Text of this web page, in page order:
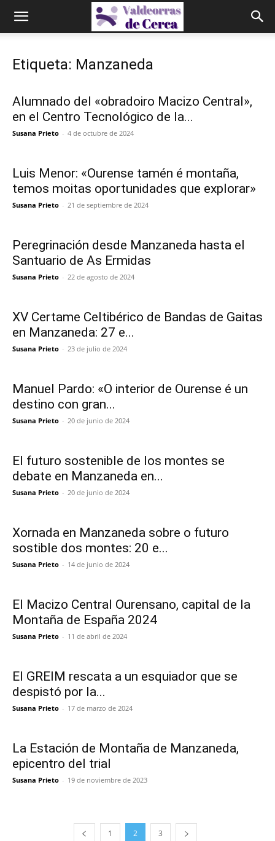
Etiqueta: Manzaneda
Alumnado del «obradoiro Macizo Central»,
en el Centro Tecnológico de la...
Susana Prieto - 4 de octubre de 2024
Luis Menor: «Ourense tamén é montaña,
temos moitas oportunidades que explorar»
Susana Prieto - 21 de septiembre de 2024
Peregrinación desde Manzaneda hasta el
Santuario de As Ermidas
Susana Prieto - 22 de agosto de 2024
XV Certame Celtibérico de Bandas de Gaitas
en Manzaneda: 27 e...
Susana Prieto - 23 de julio de 2024
Manuel Pardo: «O interior de Ourense é un
destino con gran...
Susana Prieto - 20 de junio de 2024
El futuro sostenible de los montes se
debate en Manzaneda en...
Susana Prieto - 20 de junio de 2024
Xornada en Manzaneda sobre o futuro
sostible dos montes: 20 e...
Susana Prieto - 14 de junio de 2024
El Macizo Central Ourensano, capital de la
Montaña de España 2024
Susana Prieto - 11 de abril de 2024
El GREIM rescata a un esquiador que se
despistó por la...
Susana Prieto - 17 de marzo de 2024
La Estación de Montaña de Manzaneda,
epicentro del trial
Susana Prieto - 19 de noviembre de 2023
1 2 3